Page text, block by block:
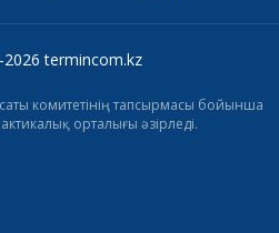
2026 termincom.kz
комитетінің тапсырмасы бойынша
орталығы әзірледі.